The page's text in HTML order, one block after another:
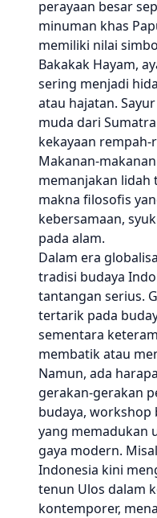
perayaan besar
minuman khas
memiliki nilai
Bakakak Hayam,
sering menjadi
atau hajatan.
muda dari
kekayaan
Makanan-
memanjakan lidah
makna filosofis
kebersamaan,
pada alam.
Dalam era
tradisi budaya
tantangan serius.
tertarik pada
sementara
membatik atau
Namun, ada
gerakan-gerakan
budaya, workshop
yang memadukan
gaya modern.
Indonesia kini
tenun Ulos dalam
kontemporer,